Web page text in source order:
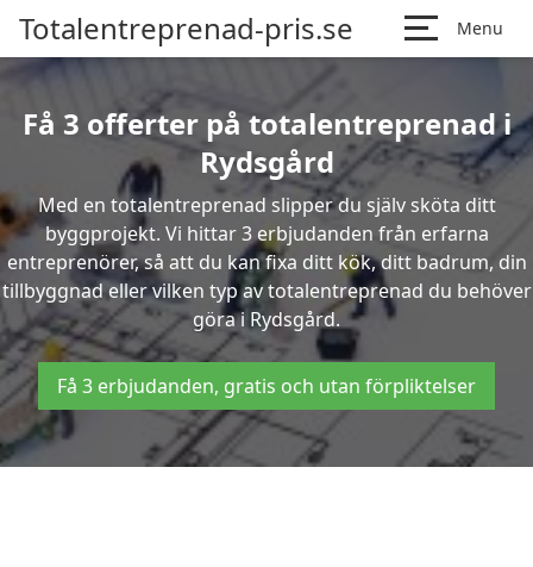
Totalentreprenad-pris.se Menu
Få 3 offerter på totalentreprenad i
Rydsgård
Med en totalentreprenad slipper du själv sköta ditt
byggprojekt. Vi hittar 3 erbjudanden från erfarna
entreprenörer, så att du kan fixa ditt kök, ditt badrum, din
tillbyggnad eller vilken typ av totalentreprenad du behöver
göra i Rydsgård.
Få 3 erbjudanden, gratis och utan förpliktelser